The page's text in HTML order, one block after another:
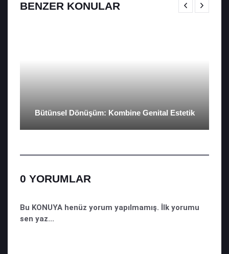
BENZER KONULAR
Bütünsel Dönüşüm: Kombine Genital Estetik
0 YORUMLAR
Bu KONUYA henüz yorum yapılmamış. İlk yorumu
sen yaz...